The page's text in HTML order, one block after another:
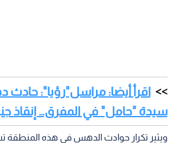
اقرأ أيضا: مراسل"رؤيا":
سيدة "حامل" في المفرق… إنقاذ
ويثير تكرار حوادث الدهس في هذه المنطقة